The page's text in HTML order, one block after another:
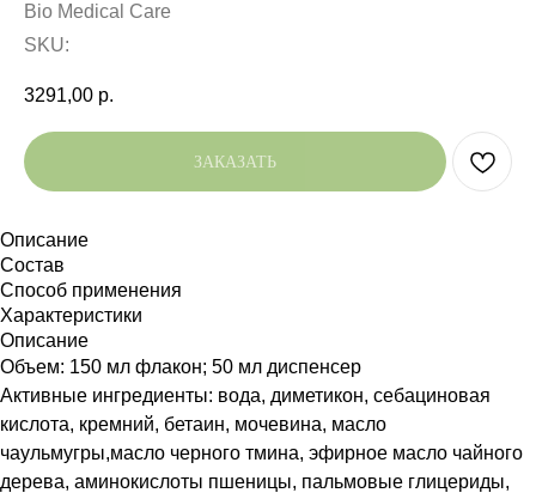
Bio Medical Care
SKU:
3291,00 р.
ЗАКАЗАТЬ
Описание
Состав
Способ применения
Характеристики
Описание
Объем: 150 мл флакон; 50 мл диспенсер
Активные ингредиенты: вода, диметикон, себациновая
кислота, кремний, бетаин, мочевина, масло
чаульмугры,масло черного тмина, эфирное масло чайного
дерева, аминокислоты пшеницы, пальмовые глицериды,